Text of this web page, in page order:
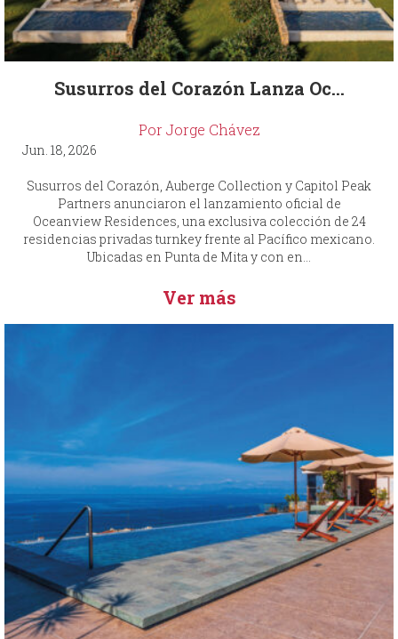
Susurros del Corazón Lanza Oc...
Por Jorge Chávez
Jun. 18, 2026
Susurros del Corazón, Auberge Collection y Capitol Peak
Partners anunciaron el lanzamiento oficial de
Oceanview Residences, una exclusiva colección de 24
residencias privadas turnkey frente al Pacífico mexicano.
Ubicadas en Punta de Mita y con en...
Ver más